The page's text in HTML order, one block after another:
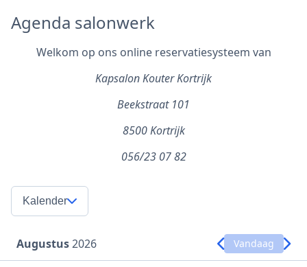
Agenda salonwerk
Welkom op ons online reservatiesysteem van
Kapsalon Kouter Kortrijk
Beekstraat 101
8500 Kortrijk
056/23 07 82
Kalender
Augustus2026 Vandaag